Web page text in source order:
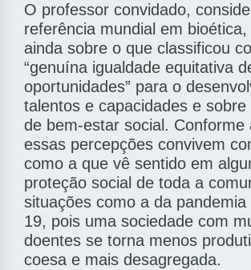
O professor convidado,
referência mundial em
ainda sobre o que classificou
“genuína igualdade equitativa
oportunidades” para o
talentos e capacidades e sobre
de bem-estar social. Conforme
essas percepções convivem
como a que vê sentido em
proteção social de toda a
situações como a da pandemia
19, pois uma sociedade com
doentes se torna menos
coesa e mais desagregada.